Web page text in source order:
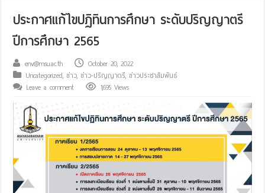
ประกาศแก้ไขปฏิทินการศึกษา ระดับปริญญาตรี
ปีการศึกษา 2565
env@msu.ac.th
October 20, 2022
Uncategorized,ข่าว,ข่าว-ปริญญาตรี,ข่าวประชาสัมพันธ์
Leave a comment
1,695 Views